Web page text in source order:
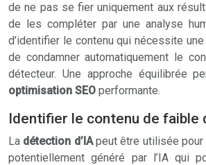
de ne pas se fier uniquement aux
de les compléter par une analyse
d’identifier le contenu qui nécessite
de condamner automatiquement le
détecteur. Une approche équilibrée
optimisation SEO performante.
Identifier le contenu de faible
La détection d’IApeut être utilisée
potentiellement généré par l’IA qui